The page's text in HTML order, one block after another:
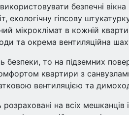
безпечні
екологічну гіпсову
мікроклімат в кожній
та окрема вентиляційна
безпеки, то на підземних
квартири з
вентиляцією та
розраховані на всіх